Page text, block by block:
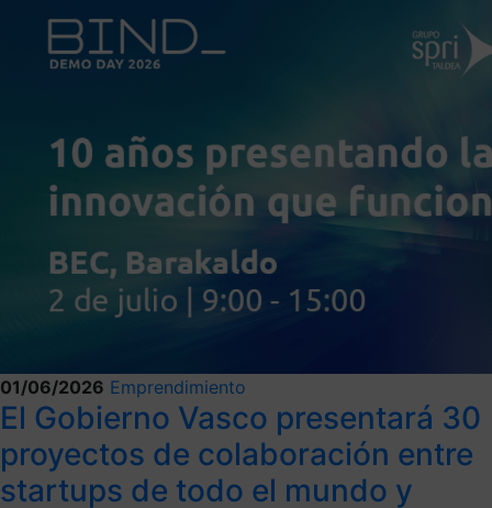
01/06/2026 Emprendimiento
El Gobierno Vasco presentará 30
proyectos de colaboración entre
startups de todo el mundo y